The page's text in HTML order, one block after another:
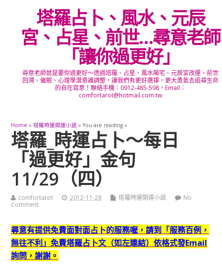
塔羅占卜、風水、元辰
宮、占星、前世…尋意老師
「讓你過更好」
尋意老師就是要你過更好～透過塔羅、占星、風水陽宅、元辰宮改運、前世
回溯、催眠、心理學潛意識調整，讓我們有更好選擇，更大勇氣去追尋生命
的自在寫意！聯絡手機：0912-485-598，Email：
comfortarot@hotmail.com.tw
Home » 塔羅時運開運小語 » You are reading »
塔羅_時運占卜～每日
「過更好」金句
11/29（四）
comfortarot 2012-11-28 塔羅時運開運小語
No
Comment
尋意有提供免費面對面占卜的服務喔，請到「服務百例，
無往不利」免費塔羅占卜文（如左連結）依格式發Email
詢問，謝謝。